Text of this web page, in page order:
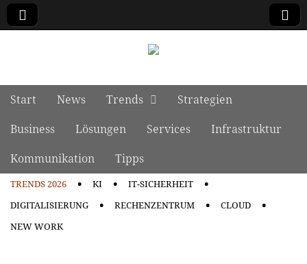
Main menu
Skip to content
Start News Trends
Strategien
Business
Lösungen Services
Infrastruktur
Kommunikation
Tipps
TRENDS 2026 KI
IT-SICHERHEIT
DIGITALISIERUNG
RECHENZENTRUM
CLOUD
NEW WORK